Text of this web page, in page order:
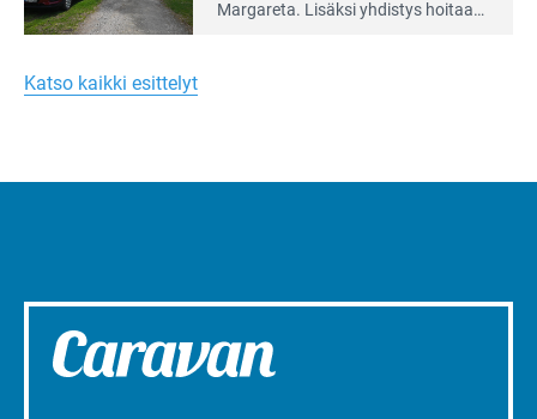
artikkeli:
Merellinen
Turun
liepeillä
Margareta. Lisäksi yhdis­tys hoitaa
Katso kaikki esittelyt